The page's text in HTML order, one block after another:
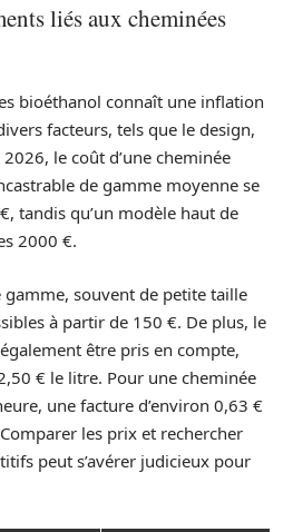
liés aux cheminées
bioéthanol connaît une inflation
facteurs, tels que le design,
le coût d’une cheminée
de gamme moyenne se
tandis qu’un modèle haut de
2000 €.
gamme, souvent de petite taille
à partir de 150 €. De plus, le
être pris en compte,
€ le litre. Pour une cheminée
une facture d’environ 0,63 €
les prix et rechercher
peut s’avérer judicieux pour